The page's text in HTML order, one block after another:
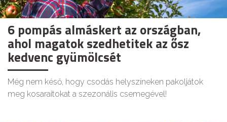
6 pompás almáskert az országban,
ahol magatok szedhetitek az ősz
kedvenc gyümölcsét
Még nem késő, hogy csodás helyszíneken pakoljátok
meg kosaraitokat a szezonális csemegével!